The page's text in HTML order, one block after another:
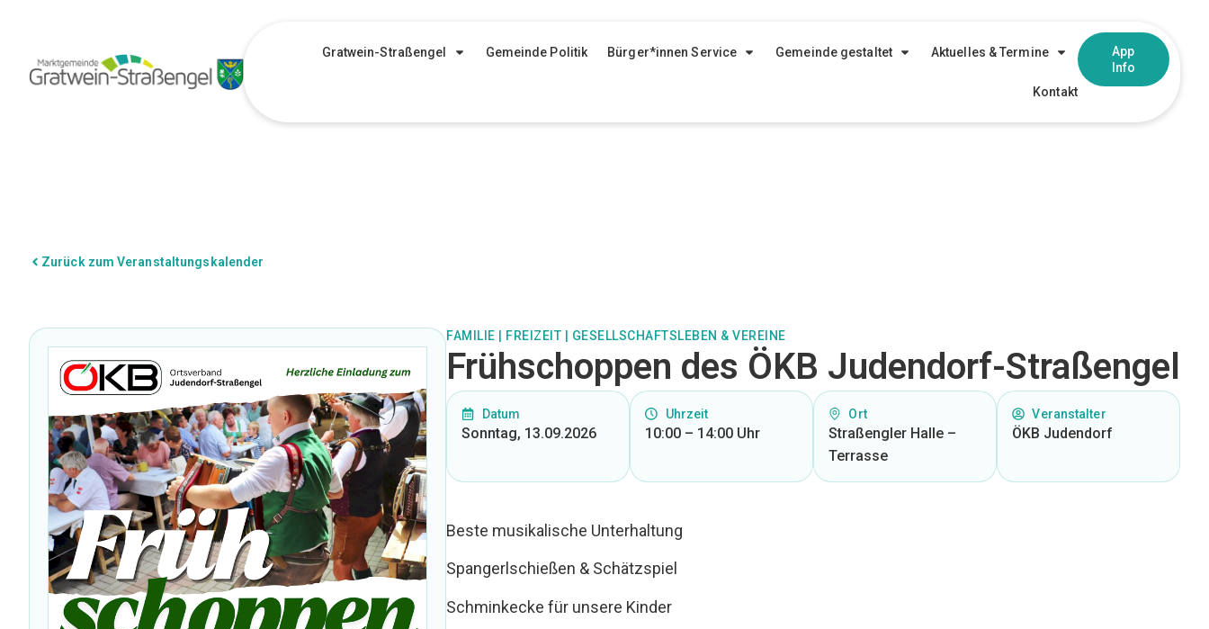
Gratwein-Straßengel Gemeinde Politik Bürger*innen Service Gemeinde gestaltet Aktuelles & Termine
Kontakt
App
Info
Zurück zum Veranstaltungskalender
FAMILIE FREIZEIT GESELLSCHAFTSLEBEN & VEREINE
Frühschoppen des ÖKB Judendorf-Straßengel
Datum
Sonntag, 13.09.2026
Uhrzeit
10:00 – 14:00 Uhr
Ort
Straßengler Halle –
Terrasse
Veranstalter
ÖKB Judendorf
Beste musikalische Unterhaltung
Spangerlschießen & Schätzspiel
Schminkecke für unsere Kinder